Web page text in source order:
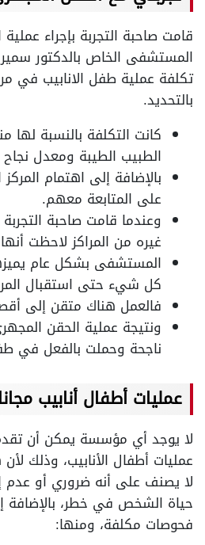
قامت صاحبة التجربة بإجراء
المستشفى الخاص بالدكتور
تكلفة عملية طفل الانابيب في
بالتحديد.
كانت التكلفة بالنسبة لها
الطبيب الطيبة ومعدل نجاح
بالإضافة إلى اهتمام
على المتابعة معهم.
وعندما قامت صاحبة
غيره من المراكز لاحظت
المستشفى بشكل عام
كل شيء حتى استقبال
فالعمل هناك متقن إلى
ونتيجة عملية الحقن
ناجحة وحملت بالفعل في
عمليات أطفال أنابيب مجانا
لا يوجد أي مؤسسة يمكن أن
عمليات أطفال الأنابيب، وذلك
لا يصنف على أنه ضروري أو عدم
حياة الشخص في خطر، بالإضافة
فحوصات مكلفة، ومنها: